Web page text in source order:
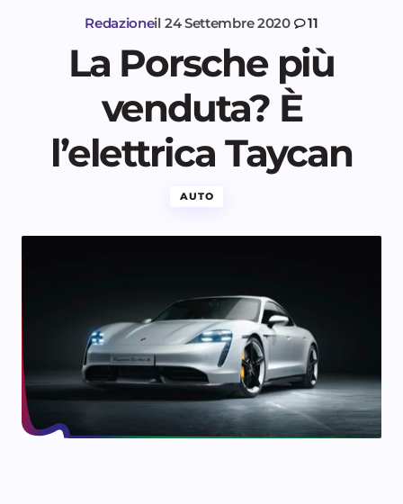
Redazioneil 24 Settembre 2020 11
La Porsche più
venduta? È
l’elettrica Taycan
AUTO